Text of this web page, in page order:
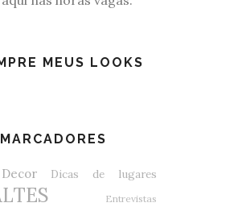
MEUS LOOKS
MARCADORES
Decor Dicas de lugares
Entrevistas